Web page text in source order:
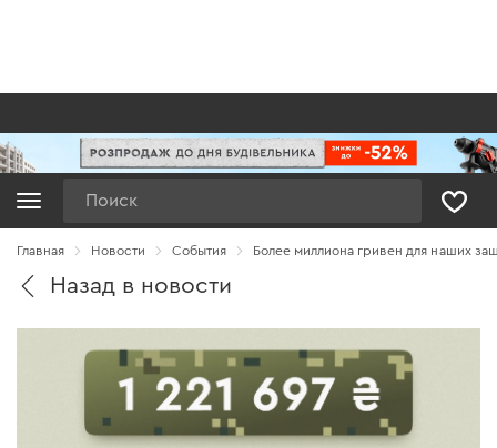
Главная Новости Cобытия Более миллиона гривен для наших
Назад в новости